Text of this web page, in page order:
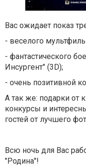
Вас ожидает показ
- веселого
- фантастического
Инсургент" (3D);
- очень позитивной
А так же: подарки от
конкурсы и
гостей от лучшего
Всю ночь для Вас
"Родина"!